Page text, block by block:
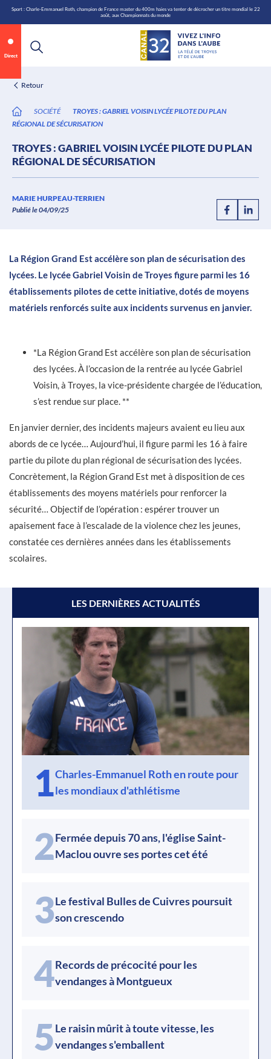
Aller
au
contenu
Sport : Charle-Emmanuel Roth, champion de France master du 400m haies va tenter de décrocher un titre mondial le 22
août, aux Championnats du monde
Direct
Retour
SOCIÉTÉ
TROYES : GABRIEL VOISIN LYCÉE PILOTE DU PLAN
RÉGIONAL DE SÉCURISATION
TROYES : GABRIEL VOISIN LYCÉE PILOTE DU PLAN
RÉGIONAL DE SÉCURISATION
MARIE HURPEAU-TERRIEN
Publié le 04/09/25
0:07 / 0:12
La Région Grand Est accélère son plan de sécurisation des
lycées. Le lycée Gabriel Voisin de Troyes figure parmi les 16
établissements pilotes de cette initiative, dotés de moyens
matériels renforcés suite aux incidents survenus en janvier.
*La Région Grand Est accélère son plan de sécurisation
des lycées. À l’occasion de la rentrée au lycée Gabriel
Voisin, à Troyes, la vice-présidente chargée de l’éducation,
s’est rendue sur place. **
En janvier dernier, des incidents majeurs avaient eu lieu aux
abords de ce lycée… Aujourd’hui, il figure parmi les 16 à faire
partie du pilote du plan régional de sécurisation des lycées.
Concrètement, la Région Grand Est met à disposition de ces
établissements des moyens matériels pour renforcer la
sécurité… Objectif de l’opération : espérer trouver un
apaisement face à l’escalade de la violence chez les jeunes,
constatée ces dernières années dans les établissements
scolaires.
LES DERNIÈRES ACTUALITÉS
1Charles-Emmanuel Roth en route pour
les mondiaux d'athlétisme
2Fermée depuis 70 ans, l'église Saint-
Maclou ouvre ses portes cet été
3Le festival Bulles de Cuivres poursuit
son crescendo
4Records de précocité pour les
vendanges à Montgueux
5Le raisin mûrit à toute vitesse, les
vendanges s'emballent